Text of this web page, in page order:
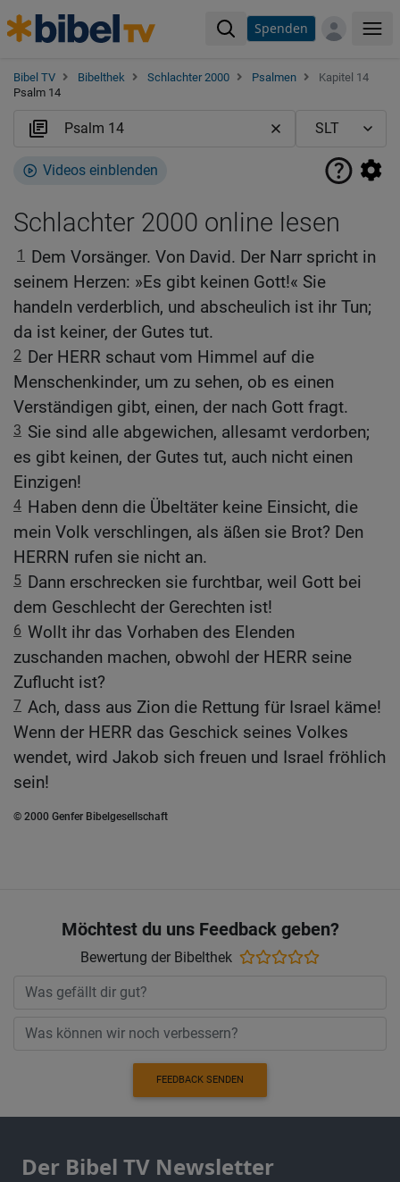
Spenden
Bibel TV Bibelthek Schlachter 2000 Psalmen
Kapitel 14
Psalm 14
Videos einblenden
Schlachter 2000 online lesen
1 Dem Vorsänger. Von David. Der Narr spricht in
seinem Herzen: »Es gibt keinen Gott!« Sie
handeln verderblich, und abscheulich ist ihr Tun;
da ist keiner, der Gutes tut.
2 Der HERR schaut vom Himmel auf die
Menschenkinder, um zu sehen, ob es einen
Verständigen gibt, einen, der nach Gott fragt.
3 Sie sind alle abgewichen, allesamt verdorben;
es gibt keinen, der Gutes tut, auch nicht einen
Einzigen!
4 Haben denn die Übeltäter keine Einsicht, die
mein Volk verschlingen, als äßen sie Brot? Den
HERRN rufen sie nicht an.
5 Dann erschrecken sie furchtbar, weil Gott bei
dem Geschlecht der Gerechten ist!
6 Wollt ihr das Vorhaben des Elenden
zuschanden machen, obwohl der HERR seine
Zuflucht ist?
7 Ach, dass aus Zion die Rettung für Israel käme!
Wenn der HERR das Geschick seines Volkes
wendet, wird Jakob sich freuen und Israel fröhlich
sein!
© 2000 Genfer Bibelgesellschaft
Möchtest du uns Feedback geben?
Bewertung der Bibelthek
FEEDBACK SENDEN
Der Bibel TV Newsletter